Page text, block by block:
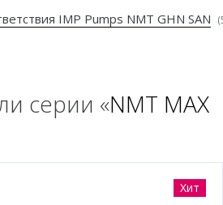
IMP Pumps NMT GHN SAN
серии «NMT MAX
Хит